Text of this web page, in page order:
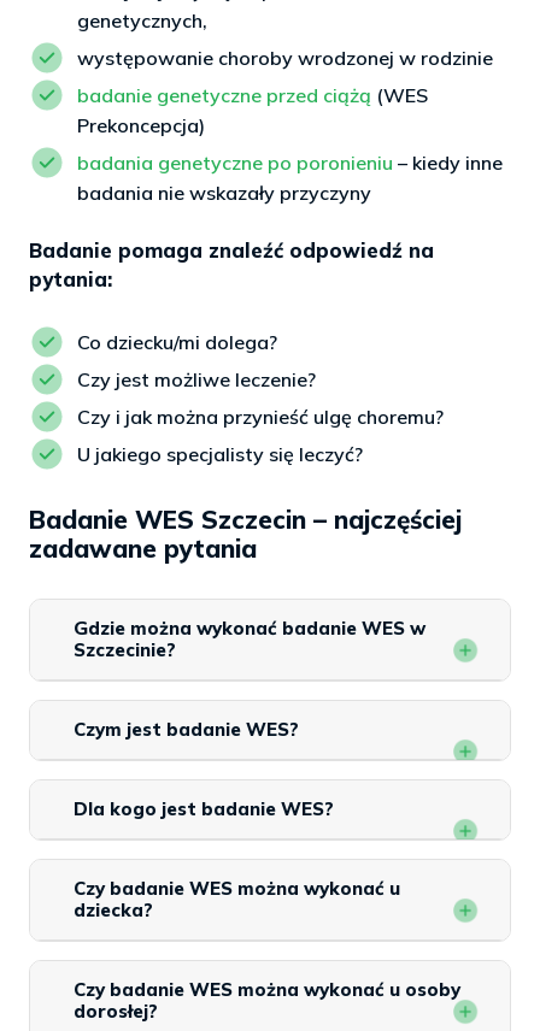
genetycznych,
występowanie choroby wrodzonej w rodzinie
badanie genetyczne przed ciążą (WES
Prekoncepcja)
badania genetyczne po poronieniu – kiedy inne
badania nie wskazały przyczyny
Badanie pomaga znaleźć odpowiedź na
pytania:
Co dziecku/mi dolega?
Czy jest możliwe leczenie?
Czy i jak można przynieść ulgę choremu?
U jakiego specjalisty się leczyć?
Badanie WES Szczecin – najczęściej
zadawane pytania
Gdzie można wykonać badanie WES w
Szczecinie?
Czym jest badanie WES?
Dla kogo jest badanie WES?
Czy badanie WES można wykonać u
dziecka?
Czy badanie WES można wykonać u osoby
dorosłej?